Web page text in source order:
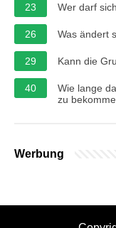
23 Wer darf
26 Was ändert
29 Kann die
40
Wie lange
zu
Werbung